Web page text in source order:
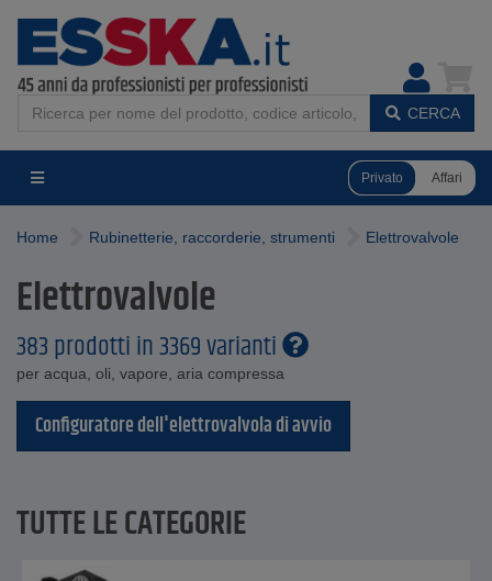
CERCA
Privato Affari
Home Rubinetterie, raccorderie, strumenti Elettrovalvole
Elettrovalvole
383 prodotti in 3369 varianti
per acqua, oli, vapore, aria compressa
Configuratore dell'elettrovalvola di avvio
TUTTE LE CATEGORIE